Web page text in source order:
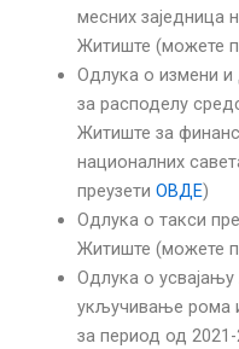
месних заједница
Житиште (можете
Одлука о измени и
за расподелу
Житиште за
националних
преузети ОВДЕ)
Одлука о такси
Житиште (можете
Одлука о
укључивање рома
за период од